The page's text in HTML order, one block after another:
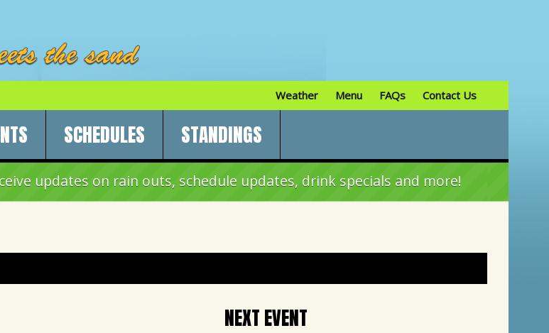
Weather Menu FAQs Contact Us
SCHEDULES STANDINGS
updates on rain outs, schedule updates, drink specials and more!
NEXT EVENT